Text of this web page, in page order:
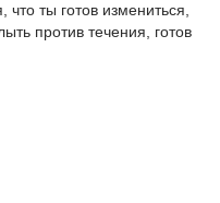
ты готов измениться,
против течения, готов